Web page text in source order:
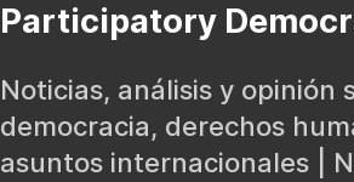
Participatory
Noticias, análisis y opinión
democracia, derechos
asuntos internacionales |